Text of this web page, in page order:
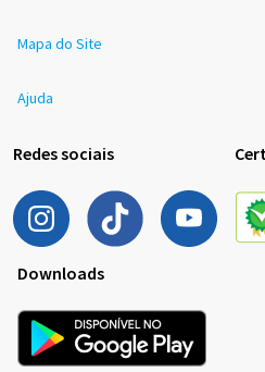
Mapa do Site
Ajuda
Redes sociais
Downloads